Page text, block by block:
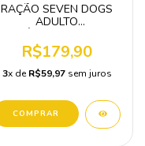
RAÇÃO SEVEN DOGS
ADULTO
CORDEIRO 14KG
R$179,90
3x deR$59,97sem juros